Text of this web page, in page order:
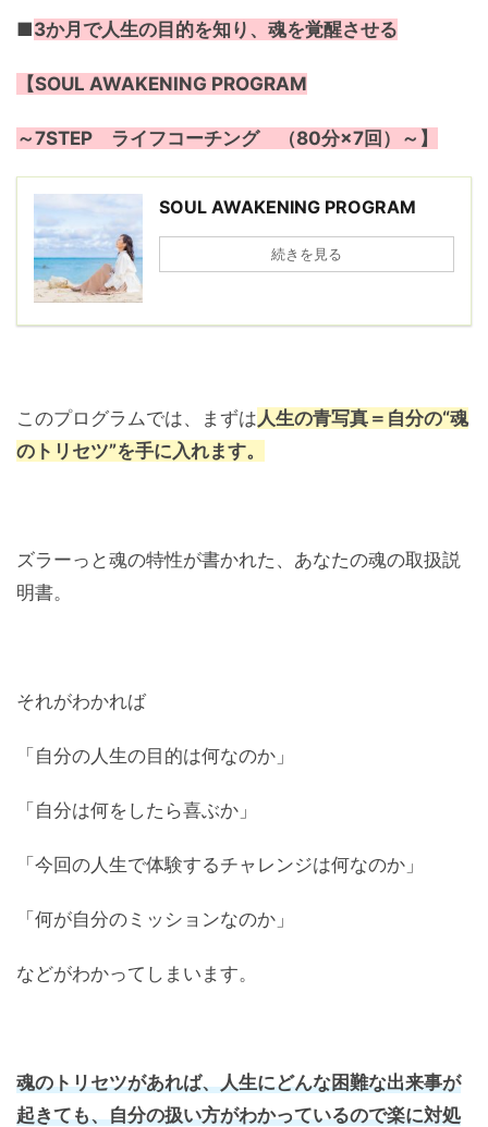
■3か月で人生の目的を知り、魂を覚醒させる
【SOUL AWAKENING PROGRAM
～7STEP ライフコーチング （80分×7回）～】
SOUL AWAKENING PROGRAM
続きを見る
このプログラムでは、まずは 人生の青写真＝自分の“魂
のトリセツ”を手に入れます。
ズラーっと魂の特性が書かれた、あなたの魂の取扱説
明書。
それがわかれば
「自分の人生の目的は何なのか」
「自分は何をしたら喜ぶか」
「今回の人生で体験するチャレンジは何なのか」
「何が自分のミッションなのか」
などがわかってしまいます。
魂のトリセツがあれば、人生にどんな困難な出来事が
起きても、自分の扱い方がわかっているので楽に対処